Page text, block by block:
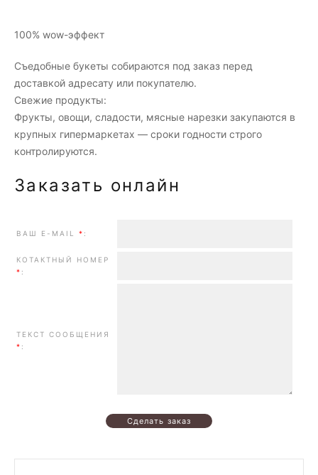
100% wow-эффект
Съедобные букеты собираются под заказ перед
доставкой адресату или покупателю.
Свежие продукты:
Фрукты, овощи, сладости, мясные нарезки закупаются в
крупных гипермаркетах — сроки годности строго
контролируются.
Заказать онлайн
ВАШ E-MAIL * :
КОТАКТНЫЙ НОМЕР
* :
ТЕКСТ СООБЩЕНИЯ
* :